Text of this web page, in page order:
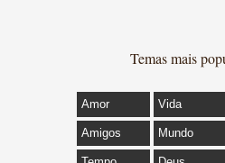
Temas mais
Amor Vida
Amigos Mundo